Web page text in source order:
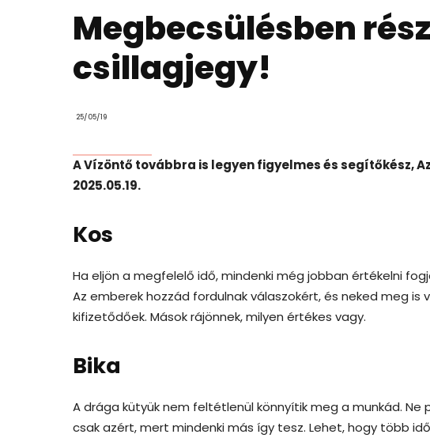
Megbecsülésben
csillagjegy!
25/05/19
A Vízöntő továbbra is legyen figyelmes és segítőkész,
2025.05.19.
Kos
Ha eljön a megfelelő idő, mindenki még jobban értékelni
Az emberek hozzád fordulnak válaszokért, és neked meg
kifizetődőek. Mások rájönnek, milyen értékes vagy.
Bika
A drága kütyük nem feltétlenül könnyítik meg a munkád.
csak azért, mert mindenki más így tesz. Lehet, hogy több